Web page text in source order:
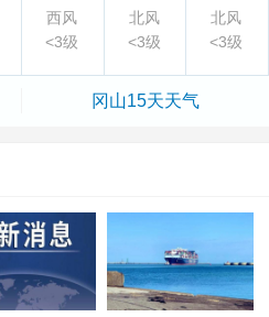
西风 北风
北风
<3级 <3级 <3级
冈山15天天气